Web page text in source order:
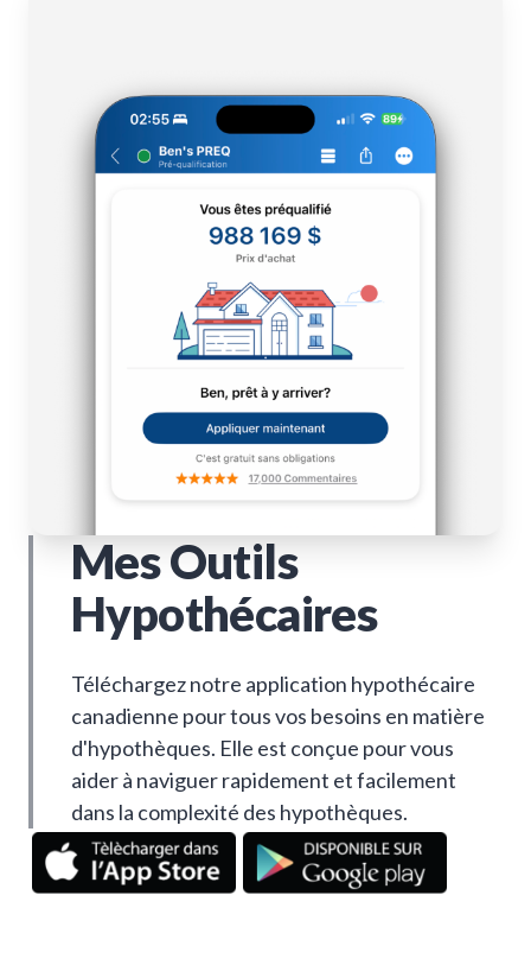
Mes Outils
Hypothécaires
Téléchargez notre application hypothécaire
canadienne pour tous vos besoins en matière
d'hypothèques. Elle est conçue pour vous
aider à naviguer rapidement et facilement
dans la complexité des hypothèques.